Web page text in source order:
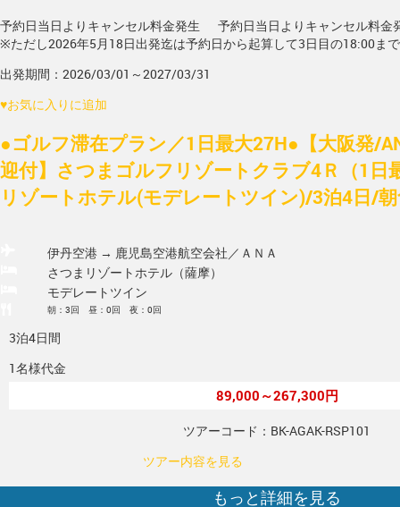
予約日当日よりキャンセル料金発生
予約日当日よりキャンセル料金
※ただし2026年5月18日出発迄は予約日から起算して3日目の18:00ま
出発期間：2026/03/01～2027/03/31
♥お気に入りに追加
●ゴルフ滞在プラン／1日最大27H●【大阪発/
迎付】さつまゴルフリゾートクラブ4Ｒ（1日
リゾートホテル(モデレートツイン)/3泊4日/
伊丹空港 → 鹿児島空港航空会社／ＡＮＡ
さつまリゾートホテル（薩摩）
モデレートツイン
朝：3回 昼：0回 夜：0回
3泊4日間
1名様代金
89,000～267,300円
ツアーコード：BK-AGAK-RSP101
ツアー内容を見る
もっと詳細を見る